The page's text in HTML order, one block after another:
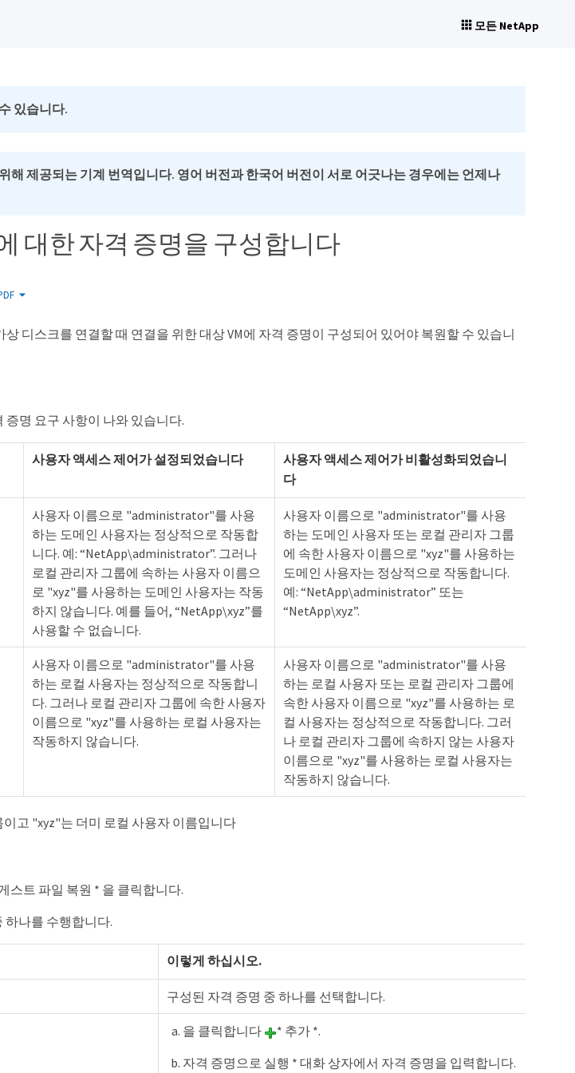
모든 NetApp
있습니다.
해 제공되는 기계 번역입니다. 영어 버전과 한국어 버전이 서로 어긋나는 경우에는 언제나
대한 자격 증명을 구성합니다
디스크를 연결할 때 연결을 위한 대상 VM에 자격 증명이 구성되어 있어야 복원할 수 있습니
명 요구 사항이 나와 있습니다.
사용자 액세스 제어가 설정되었습니다
사용자 액세스 제어가 비활성화되었습니
다
사용자 이름으로 "administrator"를 사용
하는 도메인 사용자는 정상적으로 작동합
니다. 예: “NetApp\administrator”. 그러나
로컬 관리자 그룹에 속하는 사용자 이름으
로 "xyz"를 사용하는 도메인 사용자는 작동
하지 않습니다. 예를 들어, “NetApp\xyz”를
사용할 수 없습니다.
사용자 이름으로 "administrator"를 사용
하는 도메인 사용자 또는 로컬 관리자 그룹
에 속한 사용자 이름으로 "xyz"를 사용하는
도메인 사용자는 정상적으로 작동합니다.
예: “NetApp\administrator” 또는
“NetApp\xyz”.
사용자 이름으로 "administrator"를 사용
하는 로컬 사용자는 정상적으로 작동합니
다. 그러나 로컬 관리자 그룹에 속한 사용자
이름으로 "xyz"를 사용하는 로컬 사용자는
작동하지 않습니다.
사용자 이름으로 "administrator"를 사용
하는 로컬 사용자 또는 로컬 관리자 그룹에
속한 사용자 이름으로 "xyz"를 사용하는 로
컬 사용자는 정상적으로 작동합니다. 그러
나 로컬 관리자 그룹에 속하지 않는 사용자
이름으로 "xyz"를 사용하는 로컬 사용자는
작동하지 않습니다.
고 "xyz"는 더미 로컬 사용자 이름입니다
스트 파일 복원 * 을 클릭합니다.
하나를 수행합니다.
이렇게 하십시오.
구성된 자격 증명 중 하나를 선택합니다.
을 클릭합니다
* 추가 *.
자격 증명으로 실행 * 대화 상자에서 자격 증명을 입력합니다.